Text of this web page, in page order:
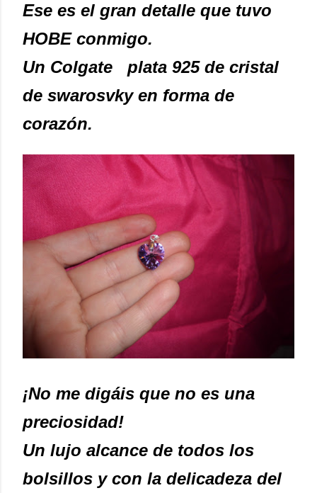
Ese es el gran detalle que tuvo
HOBE conmigo.
Un Colgate plata 925 de cristal
de swarosvky en forma de
corazón.
¡No me digáis que no es una
preciosidad!
Un lujo alcance de todos los
bolsillos y con la delicadeza del